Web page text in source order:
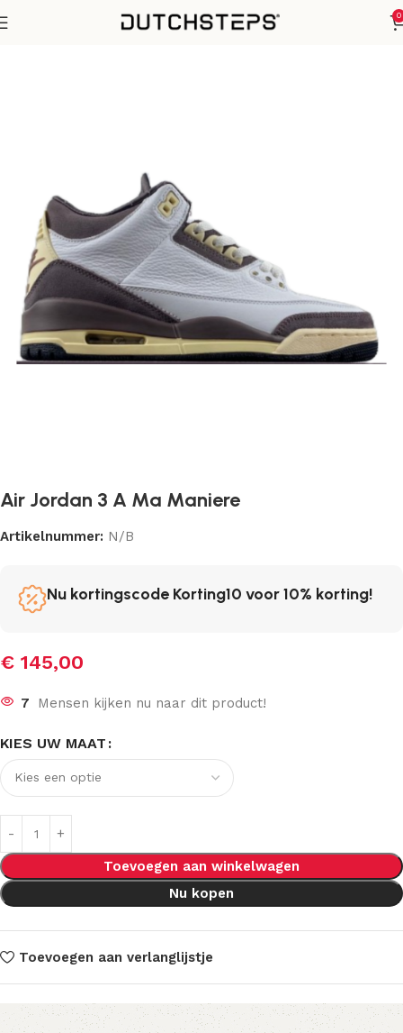
0
Air Jordan 3 A Ma Maniere
Artikelnummer: N/B
Nu kortingscode Korting10 voor 10% korting!
€ 145,00
7 Mensen kijken nu naar dit product!
KIES UW MAAT
Toevoegen aan winkelwagen
Nu kopen
Toevoegen aan verlanglijstje